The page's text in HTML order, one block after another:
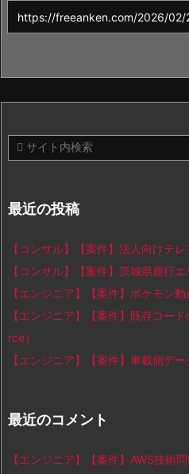
最近の投稿
【コンサル】【案件】法人向けテレ
【コンサル】【案件】茨城県鹿行
【エンジニア】【案件】ポケモン
【エンジニア】【案件】既存コー
rce）
【エンジニア】【案件】車載側デ
最近のコメント
【エンジニア】【案件】AWS技術